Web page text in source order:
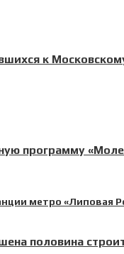
к
программу
половина